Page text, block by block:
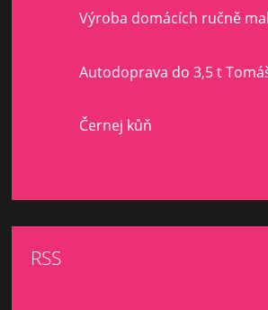
Výroba domácích ručně
Autodoprava do 3,5 t
Černej kůň
RSS